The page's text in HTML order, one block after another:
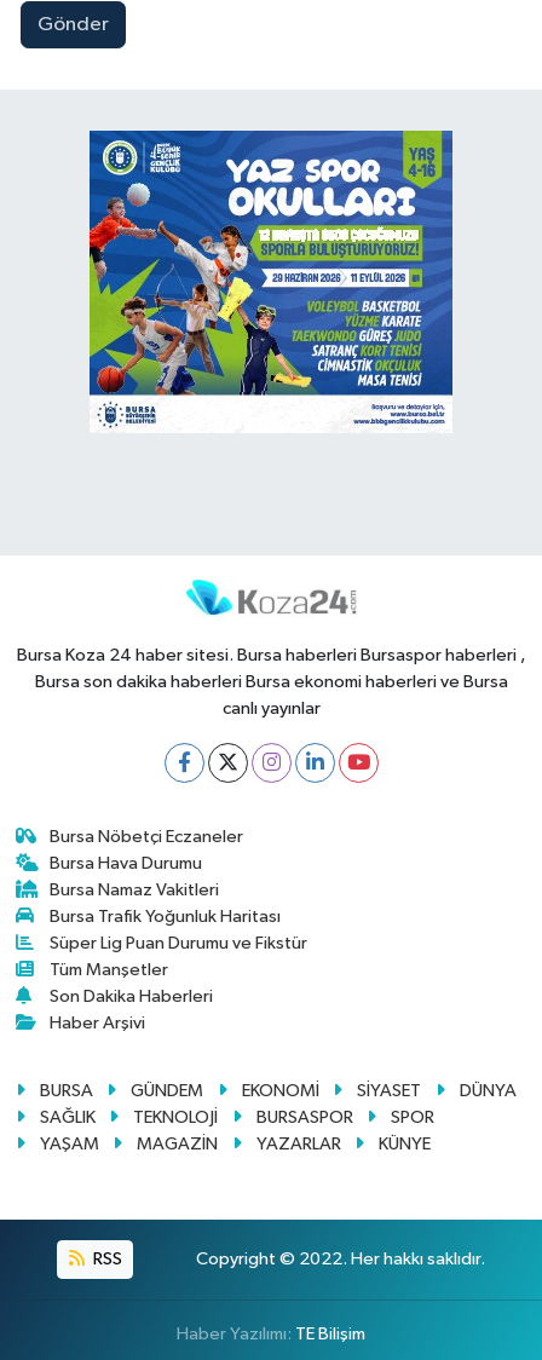
Gönder
Bursa Koza 24 haber sitesi. Bursa haberleri Bursaspor haberleri ,
Bursa son dakika haberleri Bursa ekonomi haberleri ve Bursa
canlı yayınlar
Bursa Nöbetçi Eczaneler
Bursa Hava Durumu
Bursa Namaz Vakitleri
Bursa Trafik Yoğunluk Haritası
Süper Lig Puan Durumu ve Fikstür
Tüm Manşetler
Son Dakika Haberleri
Haber Arşivi
BURSA GÜNDEM EKONOMİ SİYASET
DÜNYA
SAĞLIK
TEKNOLOJİ BURSASPOR
SPOR
YAŞAM
MAGAZİN YAZARLAR KÜNYE
RSS Copyright © 2022. Her hakkı saklıdır.
Haber Yazılımı: TE Bilişim